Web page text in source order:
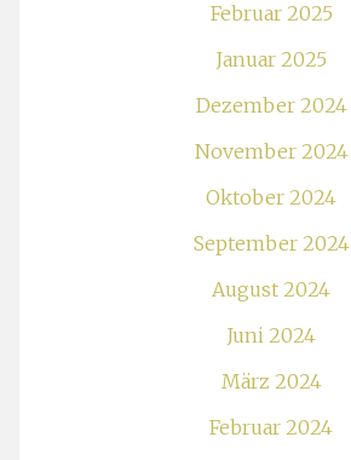
Februar 2025
Januar 2025
Dezember 2024
November 2024
Oktober 2024
September 2024
August 2024
Juni 2024
März 2024
Februar 2024